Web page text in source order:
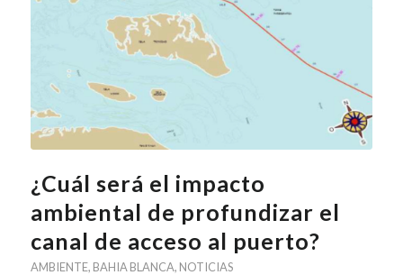
¿Cuál será el impacto
ambiental de profundizar el
canal de acceso al puerto?
AMBIENTE, BAHIA BLANCA, NOTICIAS